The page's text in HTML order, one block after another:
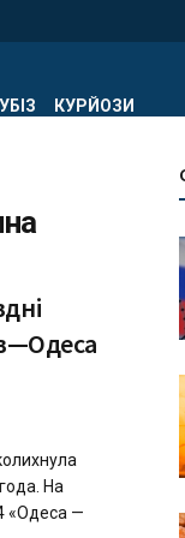
КУРЙОЗИ
На
«Одеса —